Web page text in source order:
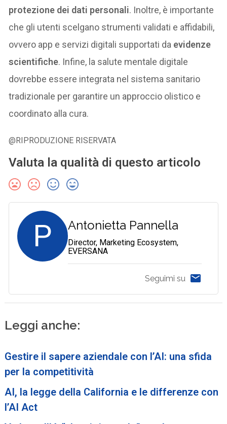
protezione dei dati personali. Inoltre, è importante
che gli utenti scelgano strumenti validati e affidabili,
ovvero app e servizi digitali supportati da evidenze
scientifiche. Infine, la salute mentale digitale
dovrebbe essere integrata nel sistema sanitario
tradizionale per garantire un approccio olistico e
coordinato alla cura.
@RIPRODUZIONE RISERVATA
Valuta la qualità di questo articolo
P Antonietta Pannella
Director, Marketing Ecosystem,
EVERSANA
Seguimi su
Leggi anche:
Gestire il sapere aziendale con l’AI: una sfida
per la competitività
AI, la legge della California e le differenze con
l’AI Act